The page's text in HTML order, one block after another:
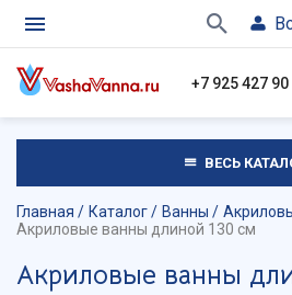
+7 925 427 90
ВЕСЬ
Главная Каталог Ванны
Акриловые ванны длиной 130 см
Акриловые ванны